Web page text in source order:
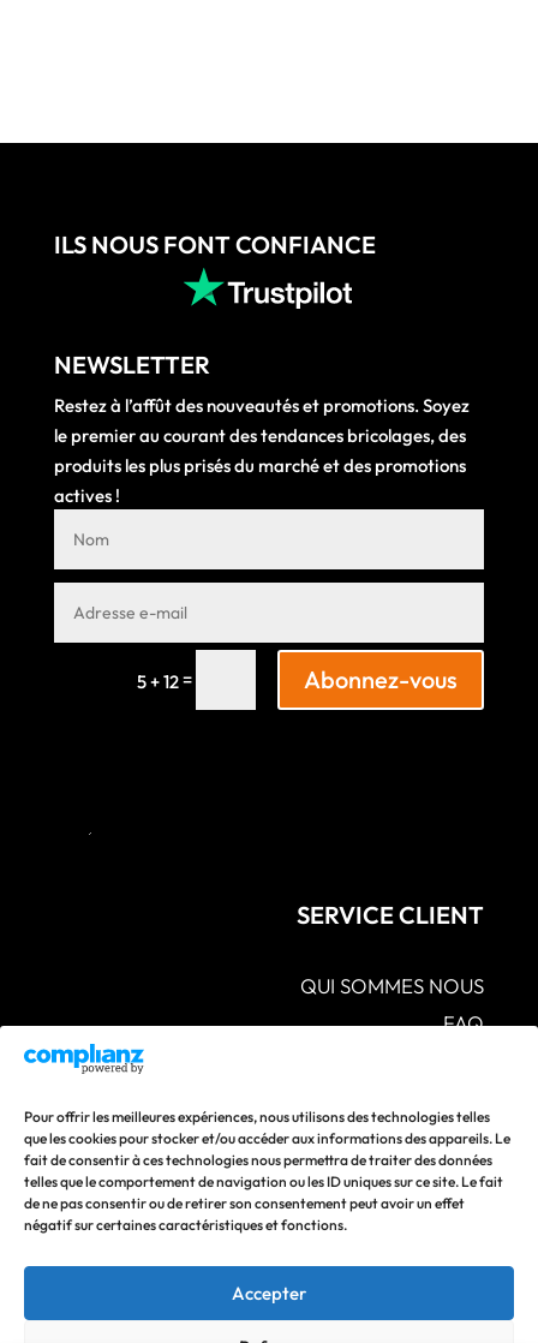
Pour offrir les meilleures expériences, nous utilisons des technologies telles
que les cookies pour stocker et/ou accéder aux informations des appareils. Le
fait de consentir à ces technologies nous permettra de traiter des données
telles que le comportement de navigation ou les ID uniques sur ce site. Le fait
de ne pas consentir ou de retirer son consentement peut avoir un effet
négatif sur certaines caractéristiques et fonctions.
Accepter
ILS NOUS FONT CONFIANCE
NEWSLETTER
Restez à l’affût des nouveautés et promotions. Soyez
le premier au courant des tendances bricolages, des
produits les plus prisés du marché et des promotions
actives !
5 + 12= Abonnez-vous
SERVICE CLIENT
QUI SOMMES NOUS
FAQ
CGV – POLITIQUES DE CONFIDENTIALITÉ –
S.A.V POLITIQUE DE RETOUR ET DE
REMBOURSEMENT
CONTACTEZ-NOUS
Suivez nos actualités en vous abonnant à nos réseaux